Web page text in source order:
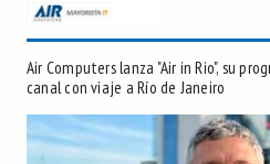
Air Computers lanza "Air in Rio", su
canal con viaje a Río de Janeiro